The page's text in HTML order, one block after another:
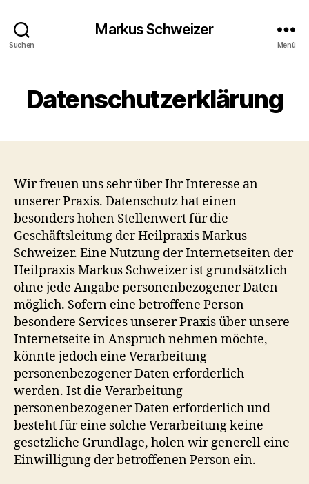
Suchen
Markus Schweizer
Menü
Datenschutzerklärung
Wir freuen uns sehr über Ihr Interesse an
unserer Praxis. Datenschutz hat einen
besonders hohen Stellenwert für die
Geschäftsleitung der Heilpraxis Markus
Schweizer. Eine Nutzung der Internetseiten der
Heilpraxis Markus Schweizer ist grundsätzlich
ohne jede Angabe personenbezogener Daten
möglich. Sofern eine betroffene Person
besondere Services unserer Praxis über unsere
Internetseite in Anspruch nehmen möchte,
könnte jedoch eine Verarbeitung
personenbezogener Daten erforderlich
werden. Ist die Verarbeitung
personenbezogener Daten erforderlich und
besteht für eine solche Verarbeitung keine
gesetzliche Grundlage, holen wir generell eine
Einwilligung der betroffenen Person ein.